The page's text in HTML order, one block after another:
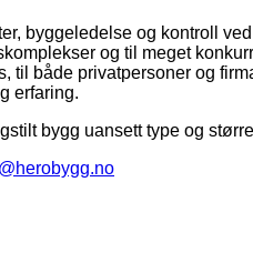
byggeledelse og kontroll
og til meget
både privatpersoner og
erfaring.
bygg uansett type og